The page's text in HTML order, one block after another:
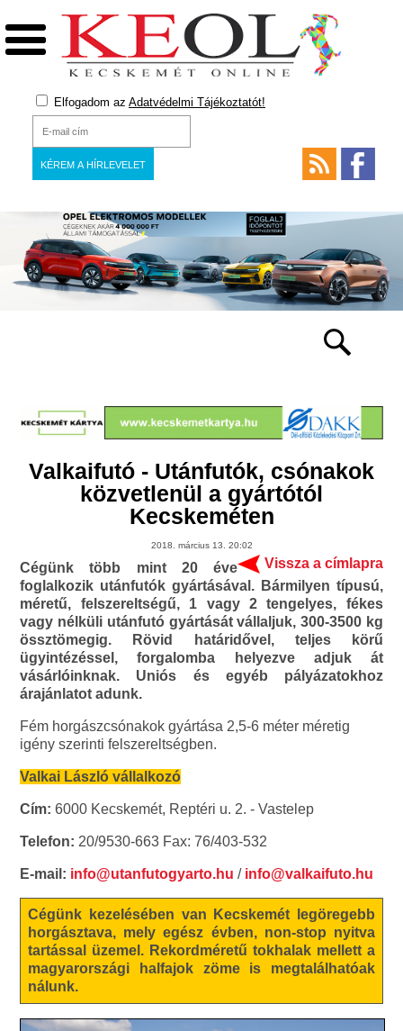
Elfogadom az Adatvédelmi Tájékoztatót!
Valkaifutó - Utánfutók, csónakok
közvetlenül a gyártótól
Kecskeméten
2018. március 13. 20:02
Vissza a címlapra
Cégünk több mint 20 éve
foglalkozik utánfutók gyártásával. Bármilyen típusú,
méretű, felszereltségű, 1 vagy 2 tengelyes, fékes
vagy nélküli utánfutó gyártását vállaljuk, 300-3500 kg
össztömegig. Rövid határidővel, teljes körű
ügyintézéssel, forgalomba helyezve adjuk át
vásárlóinknak. Uniós és egyéb pályázatokhoz
árajánlatot adunk.
Fém horgászcsónakok gyártása 2,5-6 méter méretig
igény szerinti felszereltségben.
Valkai László vállalkozó
Cím: 6000 Kecskemét, Reptéri u. 2. - Vastelep
Telefon: 20/9530-663 Fax: 76/403-532
E-mail: info@utanfutogyarto.hu / info@valkaifuto.hu
Cégünk kezelésében van Kecskemét legöregebb
horgásztava, mely egész évben, non-stop nyitva
tartással üzemel. Rekordméretű tokhalak mellett a
magyarországi halfajok zöme is megtalálhatóak
nálunk.